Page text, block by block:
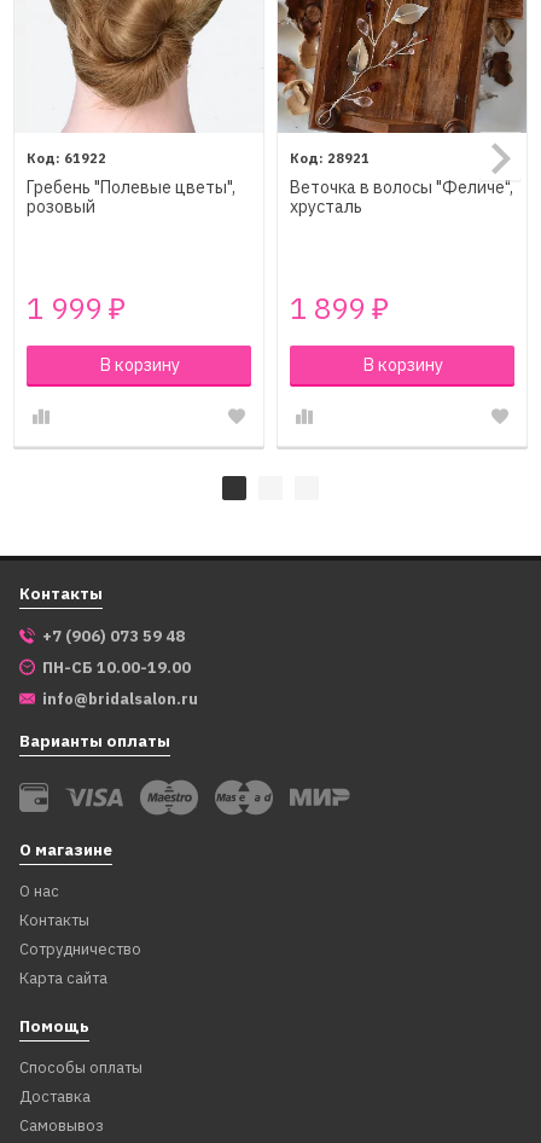
61922
Гребень "Полевые цветы",
розовый
1 999 ₽
В корзину
28921
Веточка в волосы "Феличе",
хрусталь
1 899 ₽
В корзину
Контакты
+7 (906) 073 59 48
ПН-СБ 10.00-19.00
info@bridalsalon.ru
Варианты оплаты
О магазине
О нас
Контакты
Сотрудничество
Карта сайта
Помощь
Способы оплаты
Доставка
Самовывоз